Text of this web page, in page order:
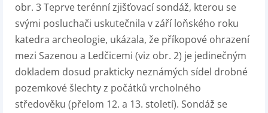
obr. 3Teprve terénní zjišťovací sondáž, kterou se
svými posluchači uskutečnila v září loňského roku
katedra archeologie, ukázala, že příkopové ohrazení
mezi Sazenou a Ledčicemi (viz obr. 2) je jedinečným
dokladem dosud prakticky neznámých sídel drobné
pozemkové šlechty z počátků vrcholného
středověku (přelom 12. a 13. století). Sondáž se